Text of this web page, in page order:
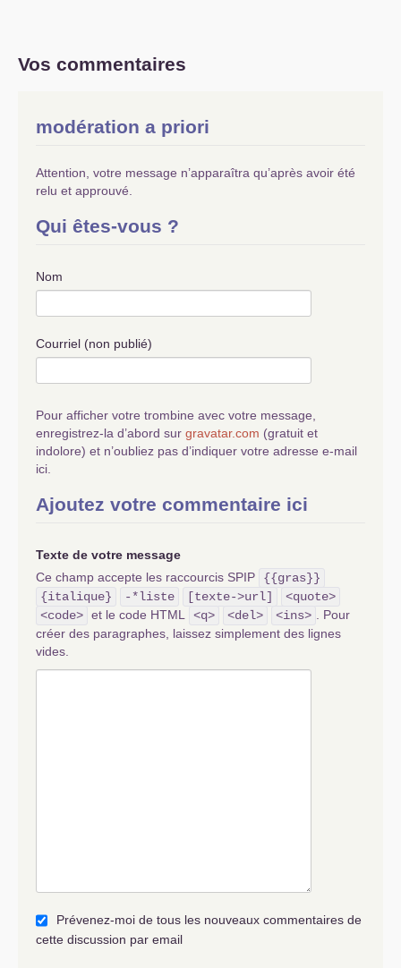
capitalistes
Vos commentaires
modération a priori
Attention, votre message n’apparaîtra qu’après avoir été
relu et approuvé.
Qui êtes-vous ?
Nom
Courriel (non publié)
Pour afficher votre trombine avec votre message,
enregistrez-la d’abord sur gravatar.com (gratuit et
indolore) et n’oubliez pas d’indiquer votre adresse e-mail
ici.
Ajoutez votre commentaire ici
Texte de votre message
Ce champ accepte les raccourcis SPIP
{{gras}}
{italique}
-*liste [texte->url]
<quote>
<code> et le code HTML <q> <del> <ins>
. Pour
créer des paragraphes, laissez simplement des lignes
vides.
Prévenez-moi de tous les nouveaux commentaires de
cette discussion par email